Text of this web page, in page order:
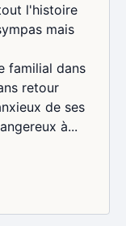
l'histoire
mais
familial dans
retour
de ses
à...